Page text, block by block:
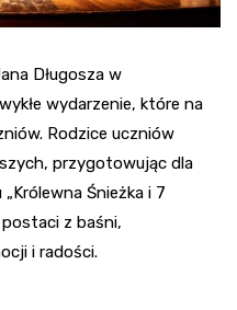
Długosza w
wydarzenie, które na
Rodzice uczniów
przygotowując dla
Śnieżka i 7
z baśni,
i radości.